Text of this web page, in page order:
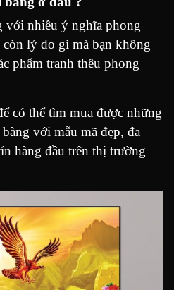
với nhiều ý nghĩa phong
lý do gì mà bạn không
phẩm tranh thêu phong
có thể tìm mua được những
với mẫu mã đẹp, đa
hàng đầu trên thị trường